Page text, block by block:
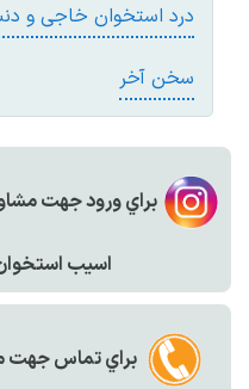
درد استخوان خاجی و
سخن آخر
براي ورود جهت
اسیب
براي تماس جهت